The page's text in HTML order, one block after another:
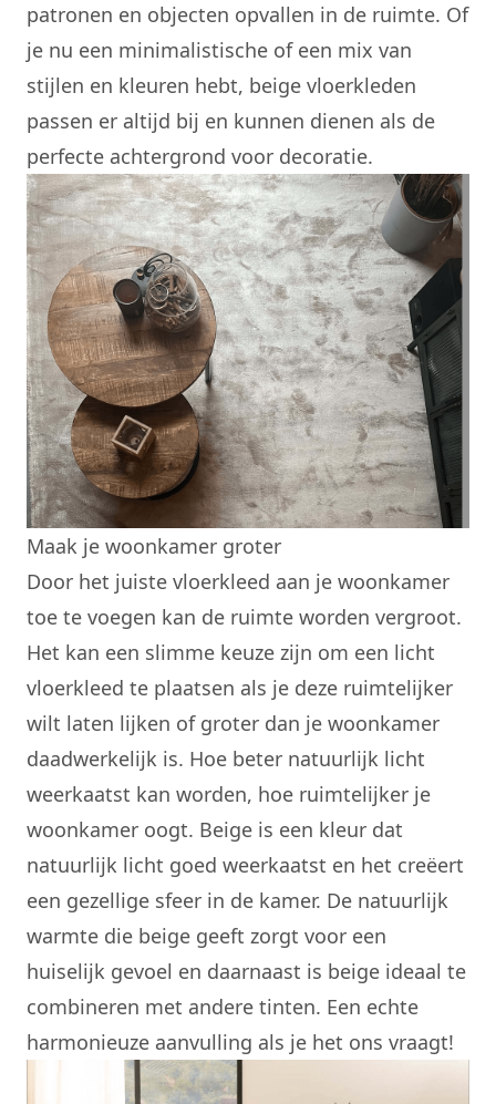
patronen en objecten opvallen in de ruimte. Of
je nu een minimalistische of een mix van
stijlen en kleuren hebt, beige vloerkleden
passen er altijd bij en kunnen dienen als de
perfecte achtergrond voor decoratie.
Maak je woonkamer groter
Door het juiste vloerkleed aan je woonkamer
toe te voegen kan de ruimte worden vergroot.
Het kan een slimme keuze zijn om een licht
vloerkleed te plaatsen als je deze ruimtelijker
wilt laten lijken of groter dan je woonkamer
daadwerkelijk is. Hoe beter natuurlijk licht
weerkaatst kan worden, hoe ruimtelijker je
woonkamer oogt. Beige is een kleur dat
natuurlijk licht goed weerkaatst en het creëert
een gezellige sfeer in de kamer. De natuurlijk
warmte die beige geeft zorgt voor een
huiselijk gevoel en daarnaast is beige ideaal te
combineren met andere tinten. Een echte
harmonieuze aanvulling als je het ons vraagt!